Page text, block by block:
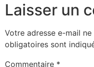
Laisser un
Votre adresse e-mail
obligatoires sont
Commentaire *